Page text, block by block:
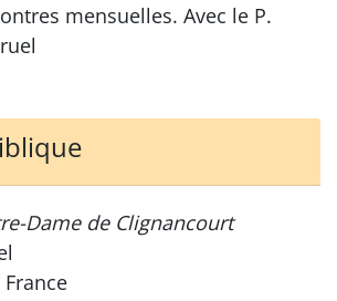
mensuelles. Avec le P.
Dame de Clignancourt